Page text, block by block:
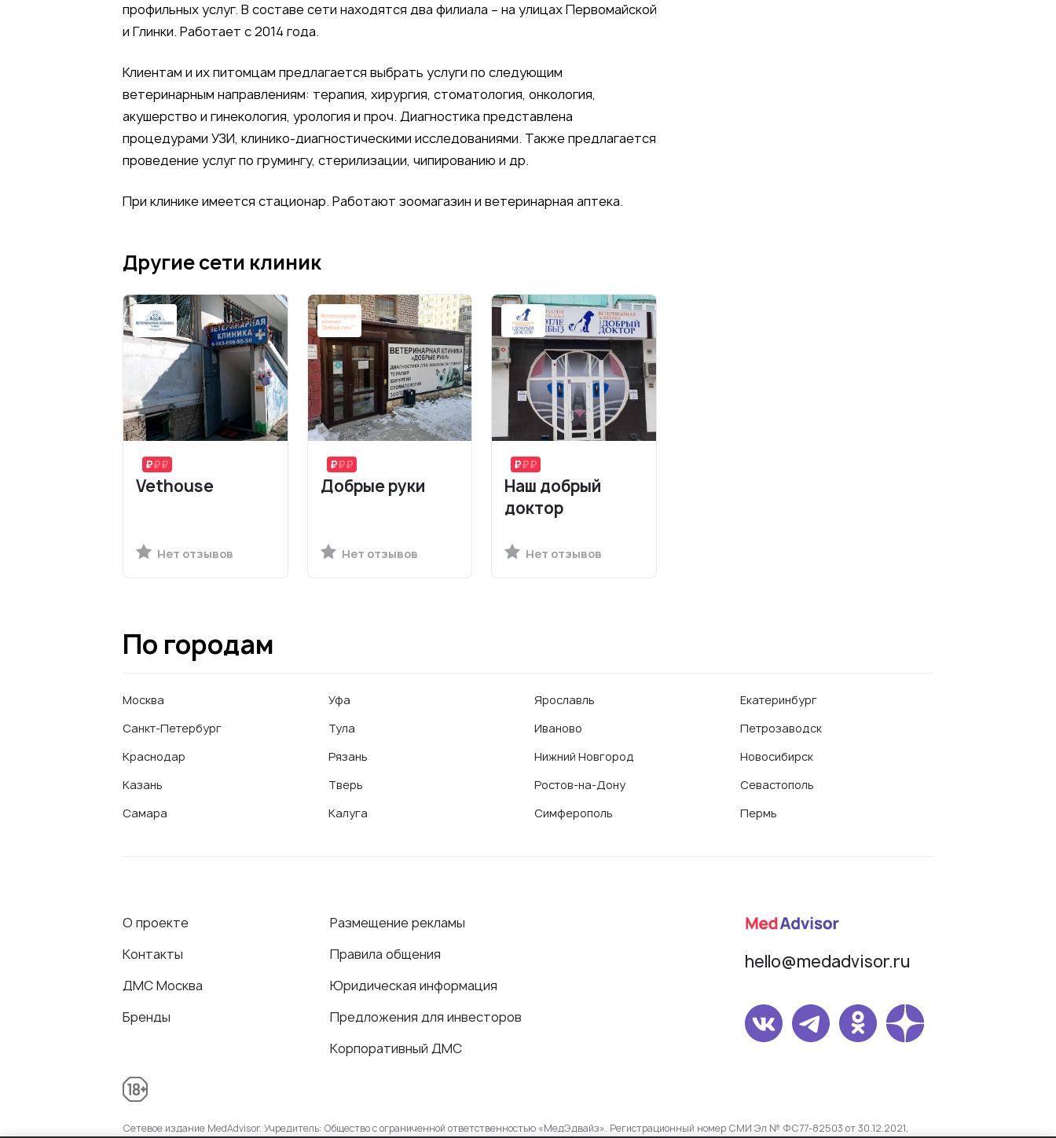
профильных услуг. В составе сети находятся два филиала – на улицах Первомайской
и Глинки. Работает с 2014 года.
Клиентам и их питомцам предлагается выбрать услуги по следующим
ветеринарным направлениям: терапия, хирургия, стоматология, онкология,
акушерство и гинекология, урология и проч. Диагностика представлена
процедурами УЗИ, клинико-диагностическими исследованиями. Также предлагается
проведение услуг по грумингу, стерилизации, чипированию и др.
При клинике имеется стационар. Работают зоомагазин и ветеринарная аптека.
Другие сети клиник
Vethouse
Нет отзывов
Добрые руки
Нет отзывов
Наш добрый
доктор
Нет отзывов
По городам
Москва
Санкт-Петербург
Краснодар
Казань
Самара
Уфа
Тула
Рязань
Тверь
Калуга
Ярославль
Иваново
Нижний Новгород
Ростов-на-Дону
Симферополь
Екатеринбург
Петрозаводск
Новосибирск
Севастополь
Пермь
О проекте
Контакты
ДМС Москва
Бренды
Размещение рекламы
Правила общения
Юридическая информация
Предложения для инвесторов
Корпоративный ДМС
hello@medadvisor.ru
Сетевое издание MedAdvisor. Учредитель: Общество с ограниченной ответственностью «МедЭдвайз». Регистрационный номер СМИ Эл № ФС77-82503 от 30.12.2021,